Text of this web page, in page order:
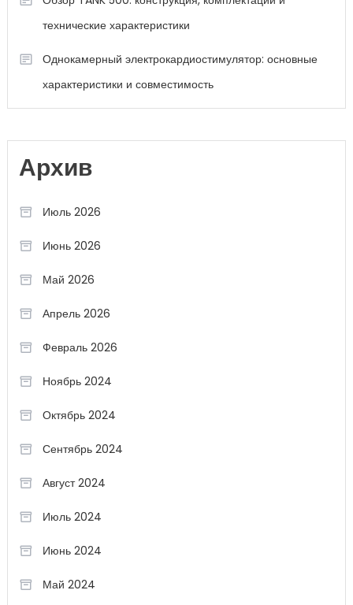
технические характеристики
Однокамерный электрокардиостимулятор: основные
характеристики и совместимость
Архив
Июль 2026
Июнь 2026
Май 2026
Апрель 2026
Февраль 2026
Ноябрь 2024
Октябрь 2024
Сентябрь 2024
Август 2024
Июль 2024
Июнь 2024
Май 2024